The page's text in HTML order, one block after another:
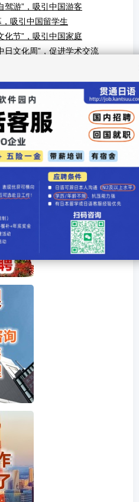
驾游”，吸引中国游客
吸引中国留学生
化节”，吸引中国家庭
日文化周”，促进学术交流
健康交流项目
吸引留学生
间交流
交流夜”，表彰明星贡献
吸引中国留学生